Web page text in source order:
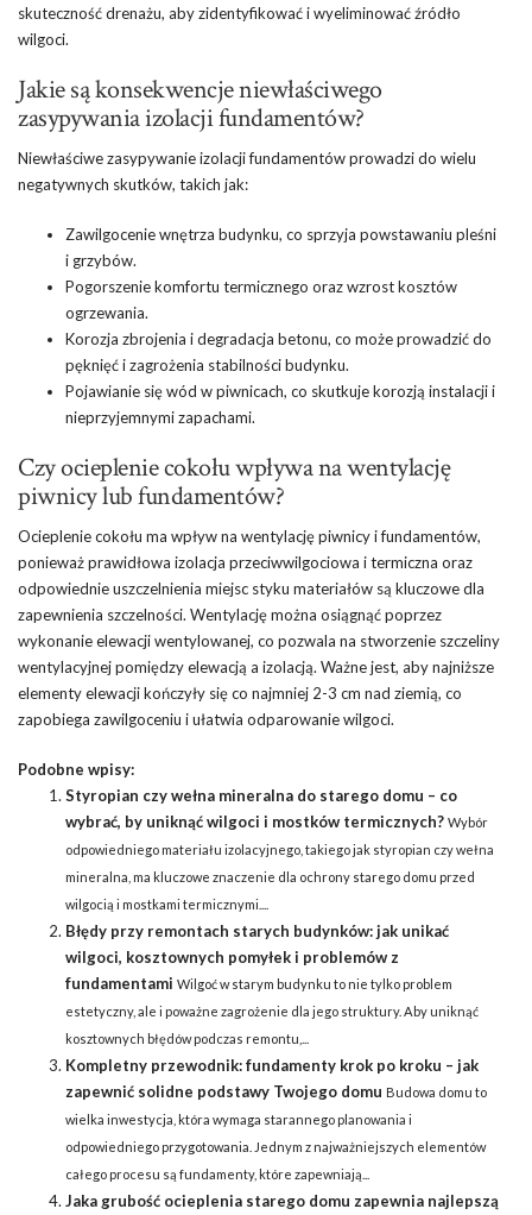
skuteczność drenażu, aby zidentyfikować i wyeliminować źródło
wilgoci.
Jakie są konsekwencje niewłaściwego
zasypywania izolacji fundamentów?
Niewłaściwe zasypywanie izolacji fundamentów prowadzi do wielu
negatywnych skutków, takich jak:
Zawilgocenie wnętrza budynku, co sprzyja powstawaniu pleśni
i grzybów.
Pogorszenie komfortu termicznego oraz wzrost kosztów
ogrzewania.
Korozja zbrojenia i degradacja betonu, co może prowadzić do
pęknięć i zagrożenia stabilności budynku.
Pojawianie się wód w piwnicach, co skutkuje korozją instalacji i
nieprzyjemnymi zapachami.
Czy ocieplenie cokołu wpływa na wentylację
piwnicy lub fundamentów?
Ocieplenie cokołu ma wpływ na wentylację piwnicy i fundamentów,
ponieważ prawidłowa izolacja przeciwwilgociowa i termiczna oraz
odpowiednie uszczelnienia miejsc styku materiałów są kluczowe dla
zapewnienia szczelności. Wentylację można osiągnąć poprzez
wykonanie elewacji wentylowanej, co pozwala na stworzenie szczeliny
wentylacyjnej pomiędzy elewacją a izolacją. Ważne jest, aby najniższe
elementy elewacji kończyły się co najmniej 2-3 cm nad ziemią, co
zapobiega zawilgoceniu i ułatwia odparowanie wilgoci.
Podobne wpisy:
Styropian czy wełna mineralna do starego domu – co
wybrać, by uniknąć wilgoci i mostków termicznych? Wybór
odpowiedniego materiału izolacyjnego, takiego jak styropian czy wełna
mineralna, ma kluczowe znaczenie dla ochrony starego domu przed
wilgocią i mostkami termicznymi....
Błędy przy remontach starych budynków: jak unikać
wilgoci, kosztownych pomyłek i problemów z
fundamentami Wilgoć w starym budynku to nie tylko problem
estetyczny, ale i poważne zagrożenie dla jego struktury. Aby uniknąć
kosztownych błędów podczas remontu,...
Kompletny przewodnik: fundamenty krok po kroku – jak
zapewnić solidne podstawy Twojego domu Budowa domu to
wielka inwestycja, która wymaga starannego planowania i
odpowiedniego przygotowania. Jednym z najważniejszych elementów
całego procesu są fundamenty, które zapewniają...
Jaka grubość ocieplenia starego domu zapewnia najlepszą